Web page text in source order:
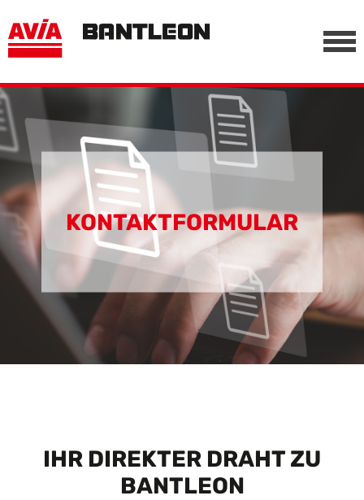
-->
KONTAKTFORMULAR
IHR DIREKTER DRAHT ZU
BANTLEON